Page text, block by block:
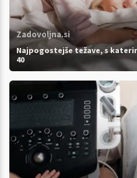
Zadovoljna.si
Najpogostejše težave, s
40